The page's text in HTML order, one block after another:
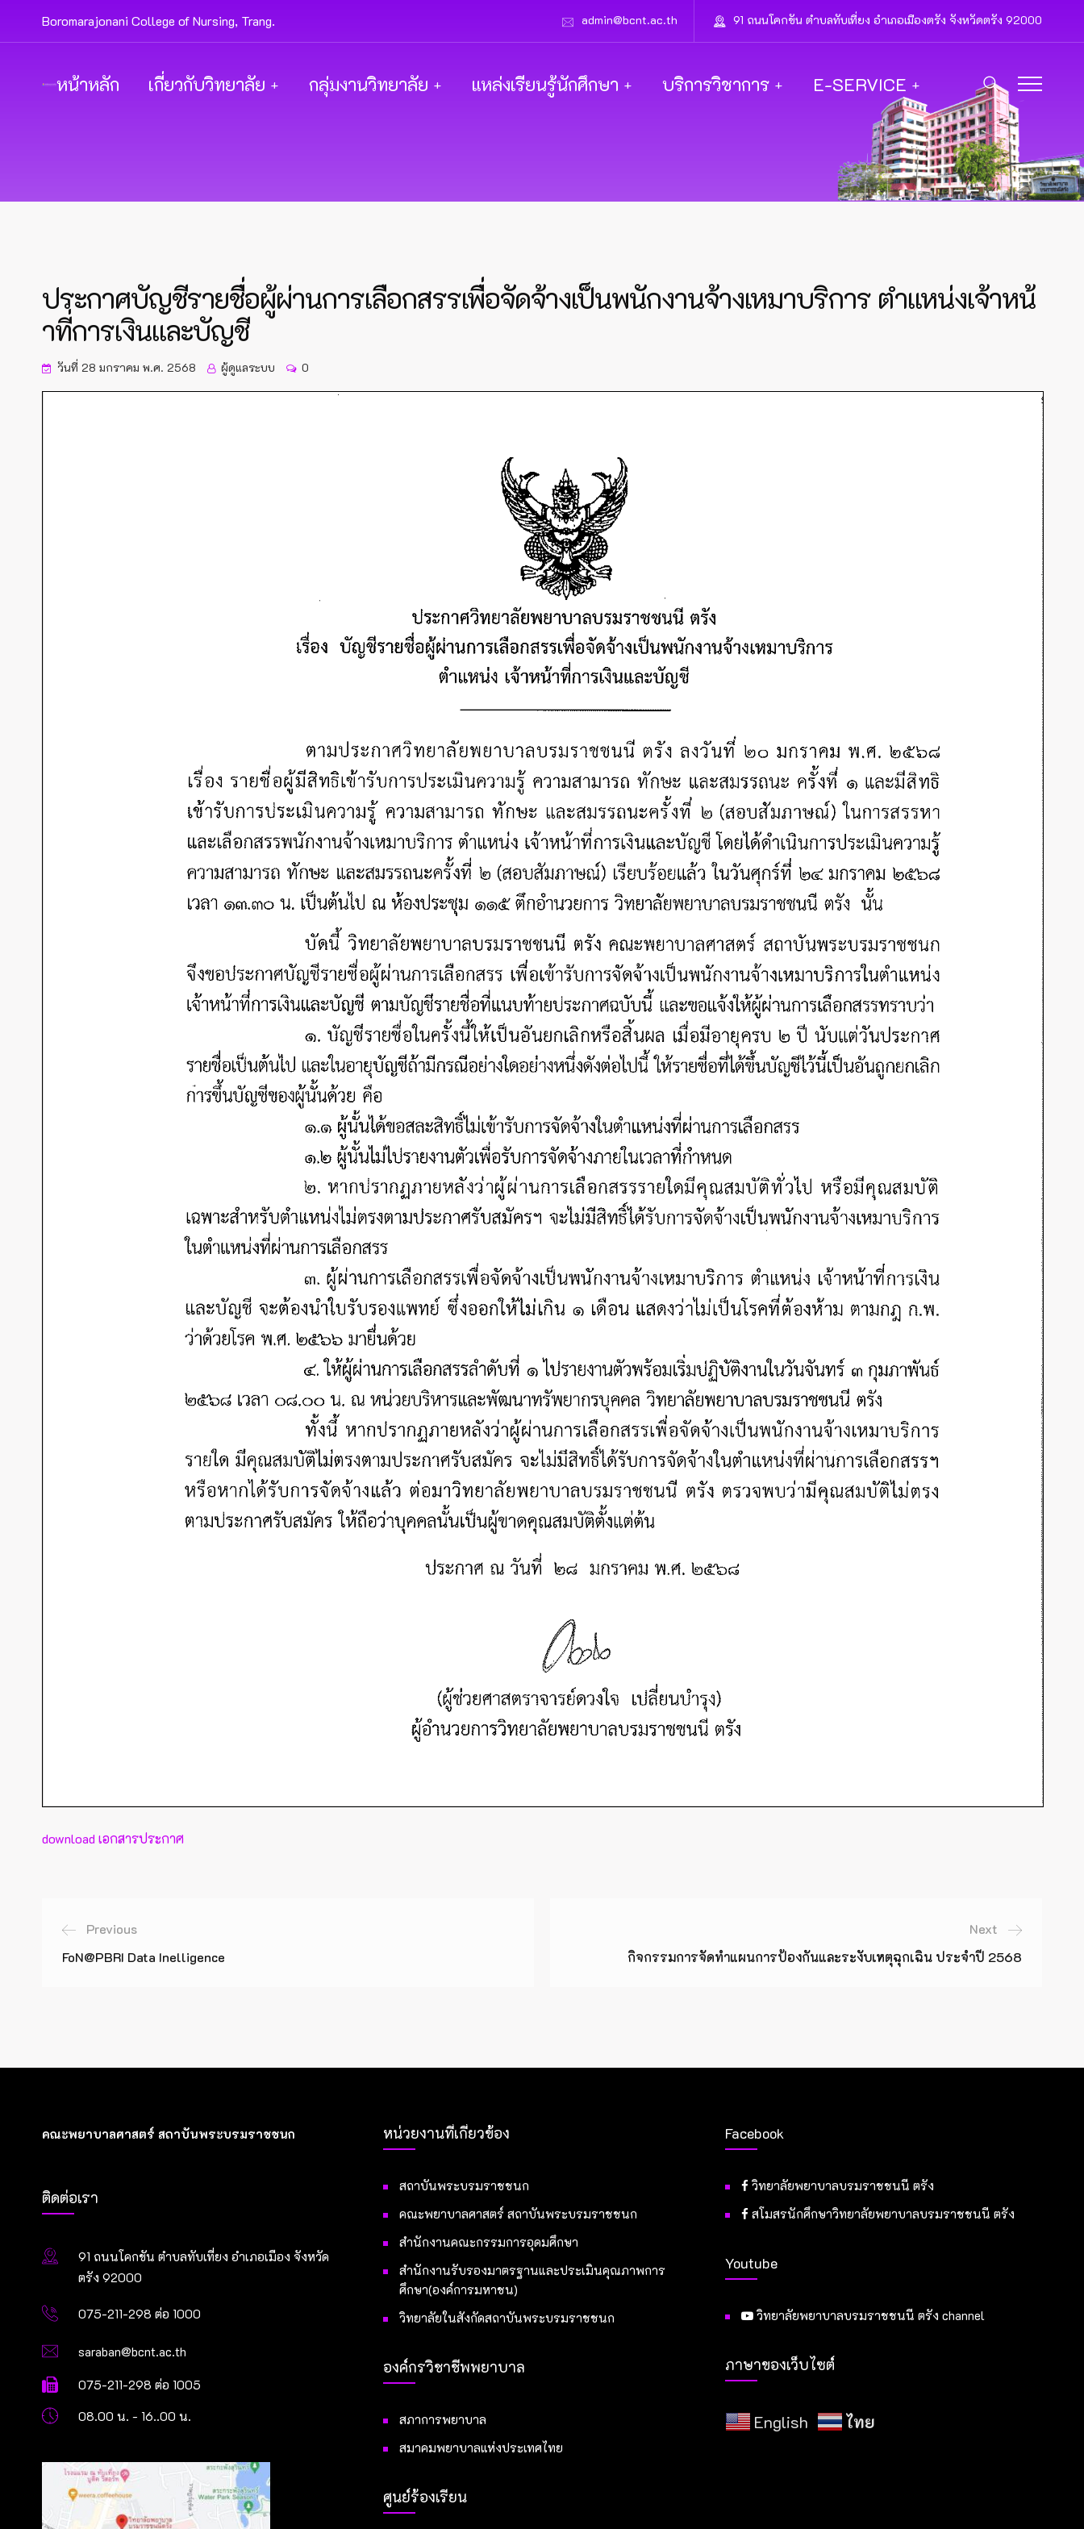
Boromarajonani College of Nursing, Trang. admin@bcnt.ac.th 91 ถนนโคกขัน ตำบลทับเที่ยง อำเภอเมืองตรัง จังหวัดตรัง 92000
หน้าหลัก เกี่ยวกับวิทยาลัย กลุ่มงานวิทยาลัย แหล่งเรียนรู้นักศึกษา บริการวิชาการ E-SERVICE
ประกาศบัญชีรายชื่อผู้ผ่านการเลือกสรรเพื่อจัดจ้างเป็นพนักงานจ้างเหมาบริการ ตำแหน่งเจ้าหน้
าที่การเงินและบัญชี
วันที่ 28 มกราคม พ.ศ. 2568 ผู้ดูแลระบบ 0
download เอกสารประกาศ
Previous
FoN@PBRI Data Inelligence
Next
กิจกรรมการจัดทำแผนการป้องกันและระงับเหตุฉุกเฉิน ประจำปี 2568
คณะพยาบาลศาสตร์ สถาบันพระบรมราชชนก
ติดต่อเรา
91 ถนนโคกขัน ตำบลทับเที่ยง อำเภอเมือง จังหวัด
ตรัง 92000
075-211-298 ต่อ 1000
saraban@bcnt.ac.th
075-211-298 ต่อ 1005
08.00 น. - 16..00 น.
หน่วยงานที่เกี่ยวข้อง
สถาบันพระบรมราชชนก
คณะพยาบาลศาสตร์ สถาบันพระบรมราชชนก
สำนักงานคณะกรรมการอุดมศึกษา
สำนักงานรับรองมาตรฐานและประเมินคุณภาพการ
ศึกษา(องค์การมหาชน)
วิทยาลัยในสังกัดสถาบันพระบรมราชชนก
องค์กรวิชาชีพพยาบาล
สภาการพยาบาล
สมาคมพยาบาลแห่งประเทศไทย
ศูนย์ร้องเรียน
Facebook
วิทยาลัยพยาบาลบรมราชชนนี ตรัง
สโมสรนักศึกษาวิทยาลัยพยาบาลบรมราชชนนี ตรัง
Youtube
วิทยาลัยพยาบาลบรมราชชนนี ตรัง channel
ภาษาของเว็บไซต์
English ไทย